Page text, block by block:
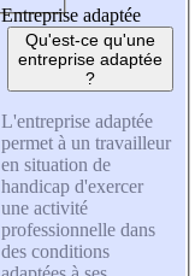
Entreprise adaptée
Qu'est-ce qu'une
entreprise adaptée
?
L'entreprise adaptée
permet à un travailleur
en situation de
handicap d'exercer
une activité
professionnelle dans
des conditions